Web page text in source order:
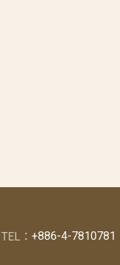
TEL： +886-4-7810781